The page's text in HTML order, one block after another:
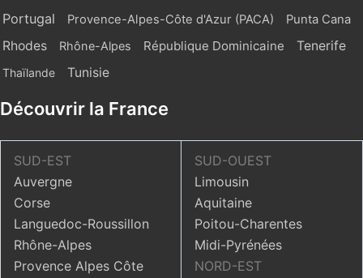
Portugal Provence-Alpes-Côte d'Azur (PACA) Punta Cana
Rhodes Rhône-Alpes République Dominicaine Tenerife
Thaïlande Tunisie
Découvrir la France
SUD-EST
Auvergne
Corse
Languedoc-Roussillon
Rhône-Alpes
Provence Alpes Côte
SUD-OUEST
Limousin
Aquitaine
Poitou-Charentes
Midi-Pyrénées
NORD-EST